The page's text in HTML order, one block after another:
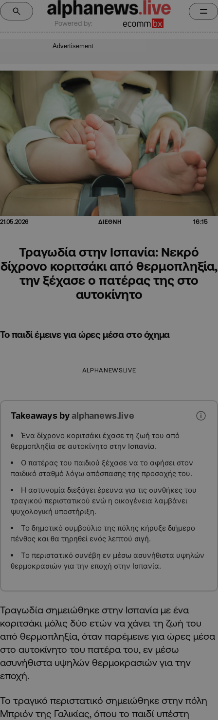
Powered by:
Advertisement
21.05.2026 ΔΙΕΘΝΗ 16:15
Τραγωδία στην Ισπανία: Νεκρό
δίχρονο κοριτσάκι από θερμοπληξία,
την ξέχασε ο πατέρας της στο
αυτοκίνητο
Το παιδί έμεινε για ώρες μέσα στο όχημα
ALPHANEWSLIVE
Takeaways byalphanews.live
Ένα δίχρονο κοριτσάκι έχασε τη ζωή του από
θερμοπληξία σε αυτοκίνητο στην Ισπανία.
Ο πατέρας του παιδιού ξέχασε να το αφήσει στον
παιδικό σταθμό λόγω απόσπασης της προσοχής του.
Η αστυνομία διεξάγει έρευνα για τις συνθήκες του
τραγικού περιστατικού ενώ η οικογένεια λαμβάνει
ψυχολογική υποστήριξη.
Το δημοτικό συμβούλιο της πόλης κήρυξε διήμερο
πένθος και θα τηρηθεί ενός λεπτού σιγή.
Το περιστατικό συνέβη εν μέσω ασυνήθιστα υψηλών
θερμοκρασιών για την εποχή στην Ισπανία.
Τραγωδία σημειώθηκε στην Ισπανία με ένα
κοριτσάκι μόλις δύο ετών να χάνει τη ζωή του
από θερμοπληξία, όταν παρέμεινε για ώρες μέσα
στο αυτοκίνητο του πατέρα του, εν μέσω
ασυνήθιστα υψηλών θερμοκρασιών για την
εποχή.
Το τραγικό περιστατικό σημειώθηκε στην πόλη
Μπριόν της Γαλικίας, όπου το παιδί υπέστη